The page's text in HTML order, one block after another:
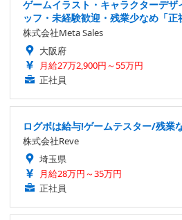
ゲームイラスト・キャラクターデザ
ッフ・未経験歓迎・残業少なめ「正
株式会社Meta Sales
大阪府
月給27万2,900円～55万円
正社員
ログボは給与!ゲームテスター/残業
株式会社Reve
埼玉県
月給28万円～35万円
正社員